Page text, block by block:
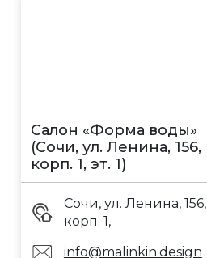
Салон «Форма воды»
(Сочи, ул. Ленина, 156,
корп. 1, эт. 1)
Сочи, ул. Ленина, 156,
корп. 1,
info@malinkin.design